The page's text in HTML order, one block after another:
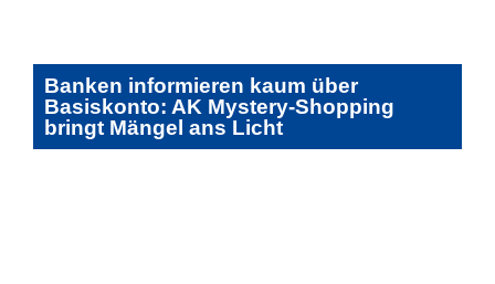
Banken informieren kaum über
Basiskonto: AK Mystery-Shopping
bringt Mängel ans Licht